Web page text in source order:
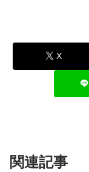
X
関連記事